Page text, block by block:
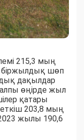
215,3 мың
біржылдық шөп
дақылдар
өңірде жыл
қатары
203,8 мың
жылы 190,6